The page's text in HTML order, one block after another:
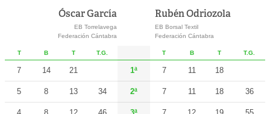
Óscar García
EB Torrelavega
Federación Cántabra
Rubén Odriozola
EB Borsal Textil
Federación Cántabra
T B T T.G. T B T T.G.
7 14 21 1ª 7 11 18
5 8 13 34 2ª 7 11 18 36